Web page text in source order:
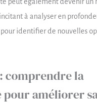
peut également devenir un
à analyser en
identifier de nouvelles
comprendre la
pour améliorer